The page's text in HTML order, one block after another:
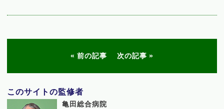
前の記事 次の記事
このサイトの監修者
亀田総合病院